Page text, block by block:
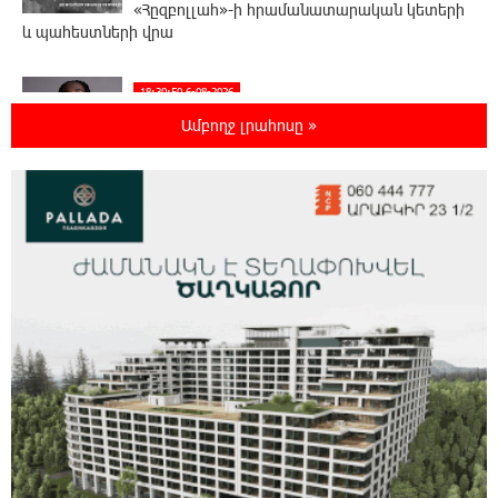
«Հըզբոլլահ»-ի հրամանատարական կետերի
և պահեստների վրա
18:30:50 6-08-2026
«Ռեալ Մադրիդ»-ն ու «ՌԲ Լայպցիգը»
համաձայնության են եկել Յան Դիոմանդեի
Այսօրվա կառավարությունը ուսանողներին
առաջարկում է պահանջարկ չունեցող
մասնագիտություններ. Ատոմ Մխիթարյան
18:03:08 6-08-2026
Հայրենիքը փոքրանում է մեր աչքերի առաջ․
ազգային ողբերգություն է․ Ավետիք
Չալաբյան
17:35:34 6-08-2026
Ամբողջ լրահոսը »